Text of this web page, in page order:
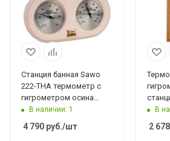
Станция банная Sawo
222-THA термометр с
гигрометром осина
250*30*135 мм
В наличии: 1
4 790 руб./шт
липа,
В
2 678